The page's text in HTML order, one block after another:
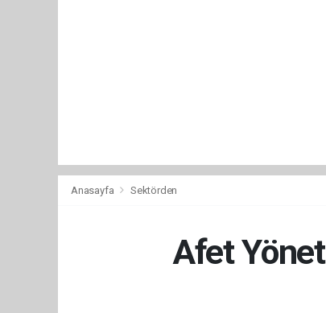
Anasayfa Sektörden
Afet